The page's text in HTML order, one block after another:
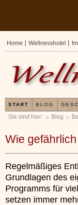
Sie sind hier: Blog
Wie
Regelmäßiges
Grundlagen des
Programms für
setzen immer
Home Wellnesshotel
START BLOG